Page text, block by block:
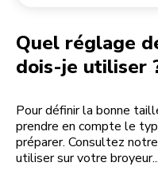
Quel réglage
dois-je utiliser
Pour définir la bonne
prendre en compte le
préparer. Consultez
utiliser sur votre broyeur...